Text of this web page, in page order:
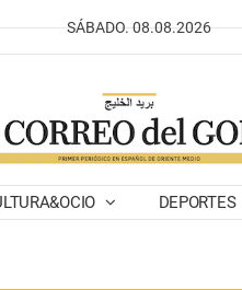
SÁBADO. 08.08.2026
DEPORTES